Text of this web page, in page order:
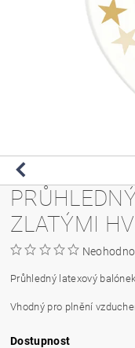
ZLATÝMI
Průhledný latexový
Vhodný pro plnění
Dostupnost